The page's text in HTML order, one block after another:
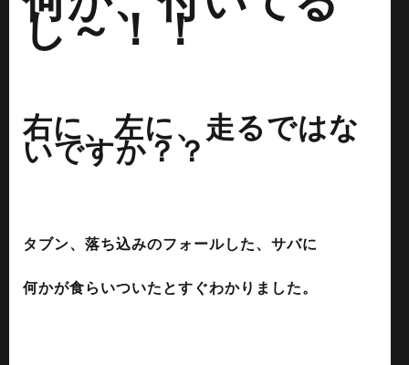
し～！！
右に、左に、走るではな
いですか？？
タブン、落ち込みのフォールした、サバに
何かが食らいついたとすぐわかりました。